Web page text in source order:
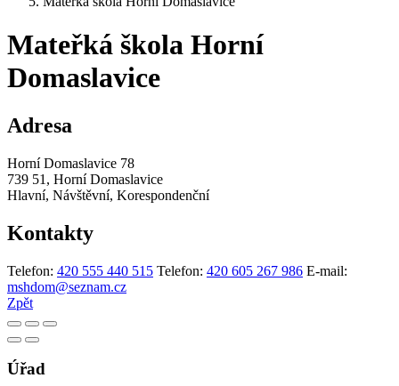
Mateřká škola Horní
Domaslavice
Adresa
Horní Domaslavice 78
739 51, Horní Domaslavice
Hlavní, Návštěvní, Korespondenční
Kontakty
Telefon: 420 555 440 515 Telefon: 420 605 267 986 E-mail:
mshdom@seznam.cz
Zpět
Úřad